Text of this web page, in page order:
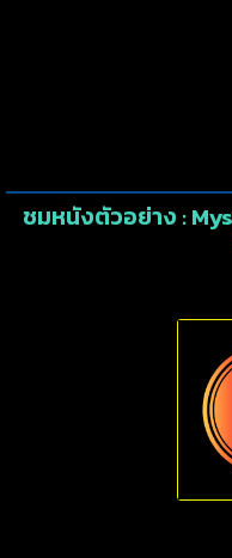
ชมหนังตัวอย่าง :